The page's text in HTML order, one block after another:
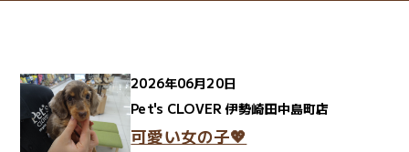
2026年06月20日
Pet's CLOVER 伊勢崎田中島町店
可愛い女の子💖